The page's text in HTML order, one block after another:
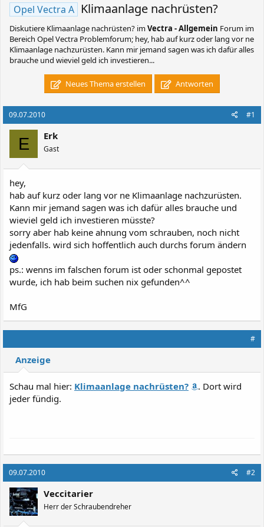
Opel Vectra A Klimaanlage nachrüsten?
Diskutiere Klimaanlage nachrüsten? imVectra - Allgemein Forum im
Bereich Opel Vectra Problemforum; hey, hab auf kurz oder lang vor ne
Klimaanlage nachzurüsten. Kann mir jemand sagen was ich dafür alles
brauche und wieviel geld ich investieren...
Neues Thema erstellen Antworten
09.07.2010 #1
E Erk
Gast
hey,
hab auf kurz oder lang vor ne Klimaanlage nachzurüsten.
Kann mir jemand sagen was ich dafür alles brauche und
wieviel geld ich investieren müsste?
sorry aber hab keine ahnung vom schrauben, noch nicht
jedenfalls. wird sich hoffentlich auch durchs forum ändern
ps.: wenns im falschen forum ist oder schonmal gepostet
wurde, ich hab beim suchen nix gefunden^^
MfG
#
Anzeige
Schau mal hier: Klimaanlage nachrüsten?
. Dort wird
jeder fündig.
09.07.2010 #2
Veccitarier
Herr der Schraubendreher